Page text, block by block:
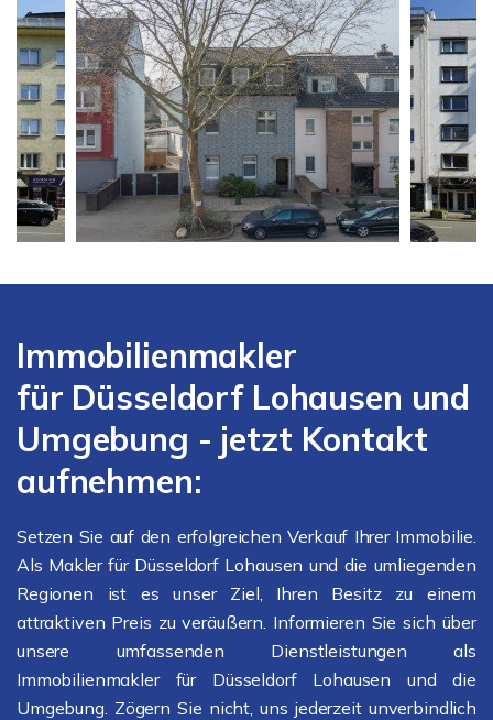
Immobilienmakler
für Düsseldorf Lohausen und
Umgebung - jetzt Kontakt
aufnehmen:
Setzen Sie auf den erfolgreichen Verkauf Ihrer Immobilie.
Als Makler für Düsseldorf Lohausen und die umliegenden
Regionen ist es unser Ziel, Ihren Besitz zu einem
attraktiven Preis zu veräußern. Informieren Sie sich über
unsere umfassenden Dienstleistungen als
Immobilienmakler für Düsseldorf Lohausen und die
Umgebung. Zögern Sie nicht, uns jederzeit unverbindlich